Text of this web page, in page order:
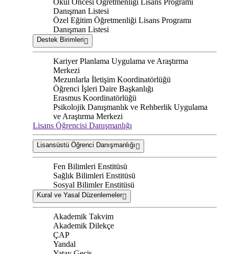
Okul Öncesi Öğretmenliği Lisans Programı
Danışman Listesi
Özel Eğitim Öğretmenliği Lisans Programı
Danışman Listesi
Destek Birimleri
Kariyer Planlama Uygulama ve Araştırma
Merkezi
Mezunlarla İletişim Koordinatörlüğü
Öğrenci İşleri Daire Başkanlığı
Erasmus Koordinatörlüğü
Psikolojik Danışmanlık ve Rehberlik Uygulama
ve Araştırma Merkezi
Lisans Öğrencisi Danışmanlığı
Lisansüstü Öğrenci Danışmanlığı
Fen Bilimleri Enstitüsü
Sağlık Bilimleri Enstitüsü
Sosyal Bilimler Enstitüsü
Kural ve Yasal Düzenlemeler
Akademik Takvim
Akademik Dilekçe
ÇAP
Yandal